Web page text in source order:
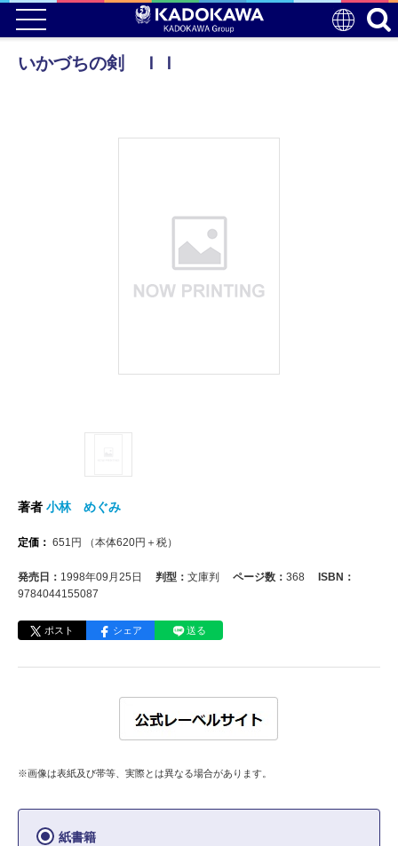
いかづちの剣 ＩＩ
著者 小林 めぐみ
定価： 651 円 （本体620円＋税）
発売日： 1998年09月25日 判型： 文庫判 ページ数： 368
ISBN：
9784044155087
ポスト シェア 送る
※画像は表紙及び帯等、実際とは異なる場合があります。
紙書籍